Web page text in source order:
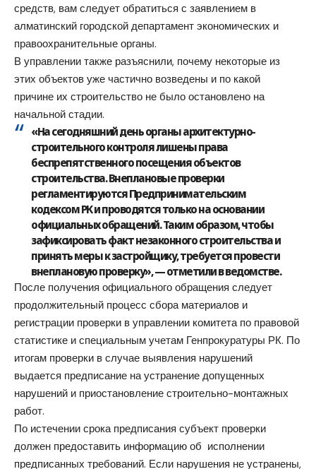
средств, вам следует обратиться с заявлением в
алматинский городской департамент экономических и
правоохранительные органы.
В управлении также разъяснили, почему некоторые из
этих объектов уже частично возведены и по какой
причине их строительство не было остановлено на
начальной стадии.
«На сегодняшний день органы архитектурно-
строительного контроля лишены права
беспрепятственного посещения объектов
строительства. Внеплановые проверки
регламентируются Предпринимательским
кодексом РК и проводятся только на основании
официальных обращений. Таким образом, чтобы
зафиксировать факт незаконного строительства и
принять меры к застройщику, требуется провести
внеплановую проверку», — отметили в ведомстве.
После получения официального обращения следует
продолжительный процесс сбора материалов и
регистрации проверки в управлении комитета по правовой
статистике и специальным учетам Генпрокуратуры РК. По
итогам проверки в случае выявления нарушений
выдается предписание на устранение допущенных
нарушений и приостановление строительно-монтажных
работ.
По истечении срока предписания субъект проверки
должен предоставить информацию об исполнении
предписанных требований. Если нарушения не устранены,